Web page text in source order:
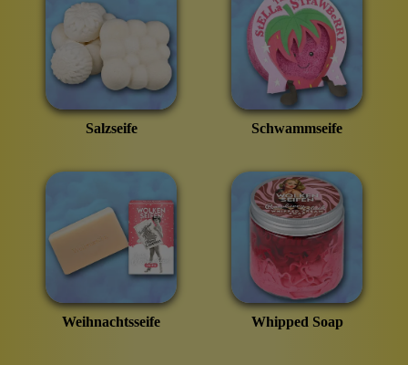
Salzseife Schwammseife
Weihnachtsseife Whipped Soap